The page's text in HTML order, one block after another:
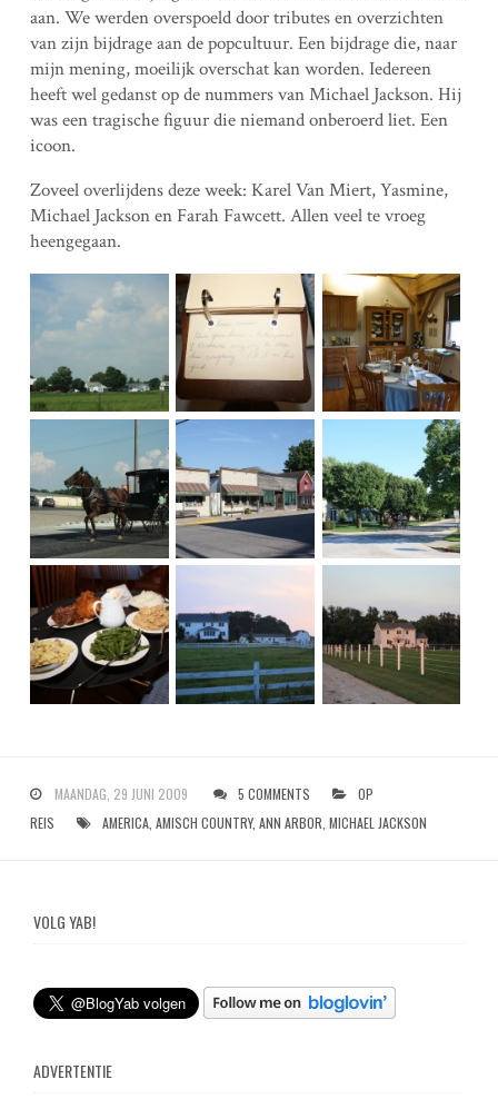
aan. We werden overspoeld door tributes en overzichten
van zijn bijdrage aan de popcultuur. Een bijdrage die, naar
mijn mening, moeilijk overschat kan worden. Iedereen
heeft wel gedanst op de nummers van Michael Jackson. Hij
was een tragische figuur die niemand onberoerd liet. Een
icoon.
Zoveel overlijdens deze week: Karel Van Miert, Yasmine,
Michael Jackson en Farah Fawcett. Allen veel te vroeg
heengegaan.
MAANDAG, 29 JUNI 2009 5 COMMENTS
OP
REIS
AMERICA, AMISCH COUNTRY, ANN ARBOR MICHAEL JACKSON
VOLG YAB!
ADVERTENTIE